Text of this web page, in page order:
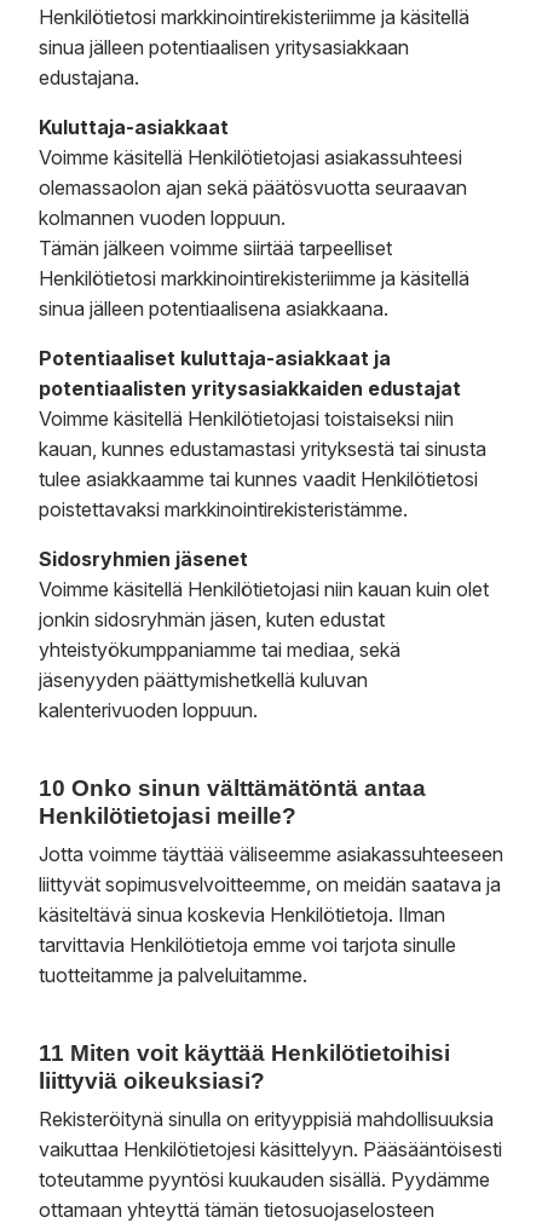
Henkilötietosi markkinointirekisteriimme ja käsitellä
sinua jälleen potentiaalisen yritysasiakkaan
edustajana.
Kuluttaja-asiakkaat
Voimme käsitellä Henkilötietojasi asiakassuhteesi
olemassaolon ajan sekä päätösvuotta seuraavan
kolmannen vuoden loppuun.
Tämän jälkeen voimme siirtää tarpeelliset
Henkilötietosi markkinointirekisteriimme ja käsitellä
sinua jälleen potentiaalisena asiakkaana.
Potentiaaliset kuluttaja-asiakkaat ja
potentiaalisten yritysasiakkaiden edustajat
Voimme käsitellä Henkilötietojasi toistaiseksi niin
kauan, kunnes edustamastasi yrityksestä tai sinusta
tulee asiakkaamme tai kunnes vaadit Henkilötietosi
poistettavaksi markkinointirekisteristämme.
Sidosryhmien jäsenet
Voimme käsitellä Henkilötietojasi niin kauan kuin olet
jonkin sidosryhmän jäsen, kuten edustat
yhteistyökumppaniamme tai mediaa, sekä
jäsenyyden päättymishetkellä kuluvan
kalenterivuoden loppuun.
10 Onko sinun välttämätöntä antaa
Henkilötietojasi meille?
Jotta voimme täyttää väliseemme asiakassuhteeseen
liittyvät sopimusvelvoitteemme, on meidän saatava ja
käsiteltävä sinua koskevia Henkilötietoja. Ilman
tarvittavia Henkilötietoja emme voi tarjota sinulle
tuotteitamme ja palveluitamme.
11 Miten voit käyttää Henkilötietoihisi
liittyviä oikeuksiasi?
Rekisteröitynä sinulla on erityyppisiä mahdollisuuksia
vaikuttaa Henkilötietojesi käsittelyyn. Pääsääntöisesti
toteutamme pyyntösi kuukauden sisällä. Pyydämme
ottamaan yhteyttä tämän tietosuojaselosteen